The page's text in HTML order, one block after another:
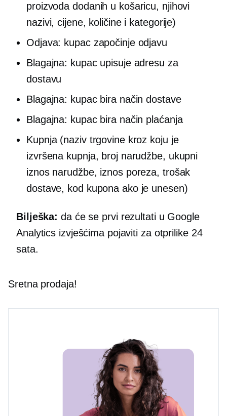
proizvoda dodanih u košaricu, njihovi
nazivi, cijene, količine i kategorije)
Odjava: kupac započinje odjavu
Blagajna: kupac upisuje adresu za
dostavu
Blagajna: kupac bira način dostave
Blagajna: kupac bira način plaćanja
Kupnja (naziv trgovine kroz koju je
izvršena kupnja, broj narudžbe, ukupni
iznos narudžbe, iznos poreza, trošak
dostave, kod kupona ako je unesen)
Bilješka: da će se prvi rezultati u Google
Analytics izvješćima pojaviti za otprilike 24
sata.
Sretna prodaja!